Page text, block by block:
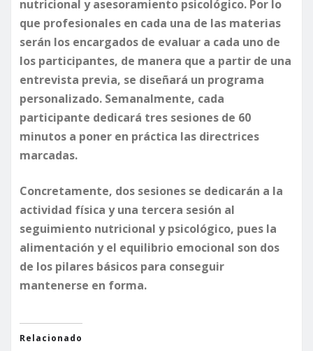
nutricional y asesoramiento psicológico. Por lo
que profesionales en cada una de las materias
serán los encargados de evaluar a cada uno de
los participantes, de manera que a partir de una
entrevista previa, se diseñará un programa
personalizado. Semanalmente, cada
participante dedicará tres sesiones de 60
minutos a poner en práctica las directrices
marcadas.
Concretamente, dos sesiones se dedicarán a la
actividad física y una tercera sesión al
seguimiento nutricional y psicológico, pues la
alimentación y el equilibrio emocional son dos
de los pilares básicos para conseguir
mantenerse en forma.
Relacionado